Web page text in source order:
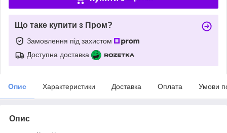
Що таке купити з Пром?
Замовлення під захистом
Доступна доставка
Опис Характеристики Доставка Оплата Умови
Опис